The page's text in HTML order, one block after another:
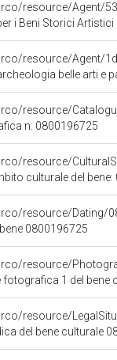
resource/Agent/
i Beni Storici
resource/Agent/
belle arti e
resource/
n: 0800196725
resource/
culturale del bene:
resource/Dating/
0800196725
resource/
1 del bene
resource/
del bene culturale